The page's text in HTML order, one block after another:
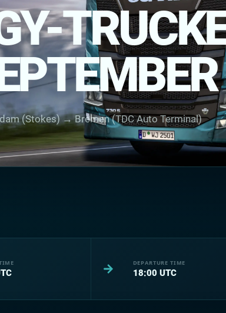
(Stokes) → Bremen (TDC Auto Terminal)
DEPARTURE TIME
18:00 UTC